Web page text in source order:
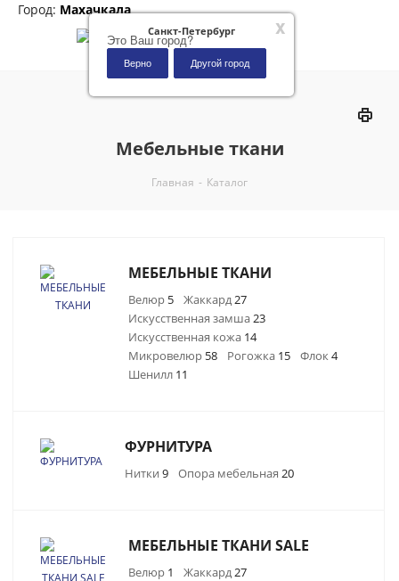
x
Санкт-Петербург
Это Ваш город?
Верно Другой город
Город: Махачкала
Мебельные ткани
Главная - Каталог
МЕБЕЛЬНЫЕ ТКАНИ
Велюр 5 Жаккард27
Искусственная замша23
Искусственная кожа 14
Микровелюр 58 Рогожка 15 Флок4
Шенилл 11
ФУРНИТУРА
Нитки 9 Опора мебельная 20
МЕБЕЛЬНЫЕ ТКАНИ SALE
Велюр 1 Жаккард27